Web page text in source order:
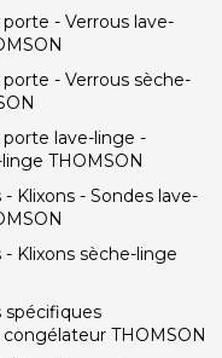
- Verrous lave-
- Verrous sèche-
lave-linge -
THOMSON
Klixons - Sondes lave-
Klixons sèche-linge
spécifiques
THOMSON